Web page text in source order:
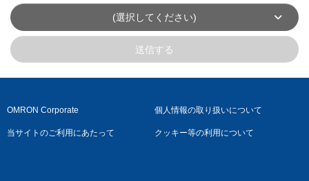
(選択してください)
送信する
OMRON Corporate 個人情報の取り扱いについて
当サイトのご利用にあたって クッキー等の利用について